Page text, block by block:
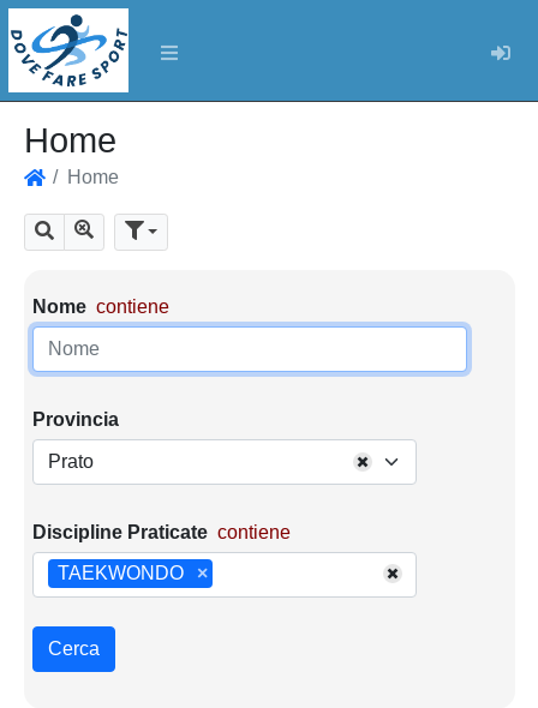
Home
Home
Cerca Mostra tutti i risultati
Parametri di ricerca
Nome contiene
Provincia
Prato
Discipline Praticate contiene
×
TAEKWONDO
Cerca